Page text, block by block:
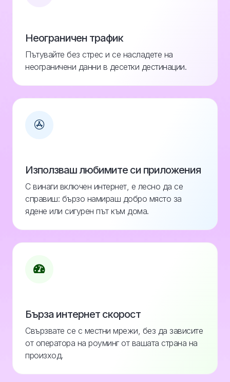
Неограничен трафик
Пътувайте без стрес и се насладете на
неограничени данни в десетки дестинации.
Използваш любимите си приложения
С винаги включен интернет, е лесно да се
справиш: бързо намираш добро място за
ядене или сигурен път към дома.
Бърза интернет скорост
Свързвате се с местни мрежи, без да зависите
от оператора на роуминг от вашата страна на
произход.